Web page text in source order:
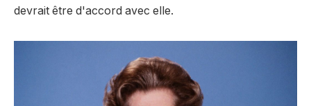
devrait être d'accord avec elle.